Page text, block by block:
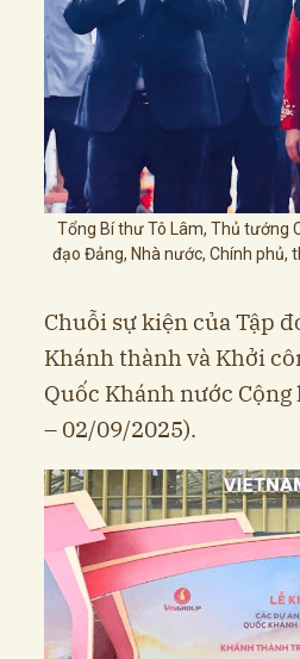
Tổng Bí thư Tô Lâm, Thủ tướng
đạo Đảng, Nhà nước, Chính phủ,
Chuỗi sự kiện của Tập
Khánh thành và Khởi
Quốc Khánh nước
– 02/09/2025).